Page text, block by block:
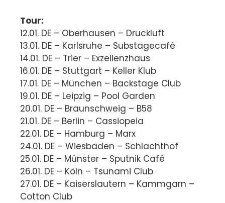
Tour:
12.01. DE – Oberhausen – Druckluft
13.01. DE – Karlsruhe – Substagecafé
14.01. DE – Trier – Exzellenzhaus
16.01. DE – Stuttgart – Keller Klub
17.01. DE – München – Backstage Club
19.01. DE – Leipzig – Pool Garden
20.01. DE – Braunschweig – B58
21.01. DE – Berlin – Cassiopeia
22.01. DE – Hamburg – Marx
24.01. DE – Wiesbaden – Schlachthof
25.01. DE – Münster – Sputnik Café
26.01. DE – Köln – Tsunami Club
27.01. DE – Kaiserslautern – Kammgarn –
Cotton Club